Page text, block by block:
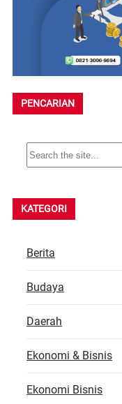
PENCARIAN
S
e
r
c
KATEGORI
Berita
Budaya
Daerah
Ekonomi & Bisnis
Ekonomi Bisnis